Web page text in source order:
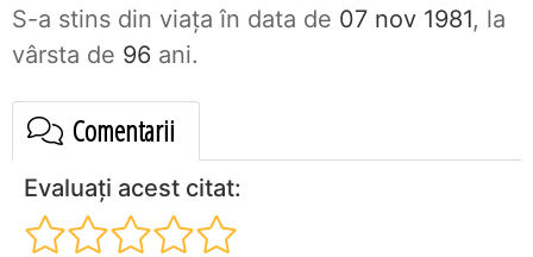
S-a stins din viaţa în data de 07 nov 1981, la
vârsta de 96 ani.
Comentarii
Evaluați acest citat: